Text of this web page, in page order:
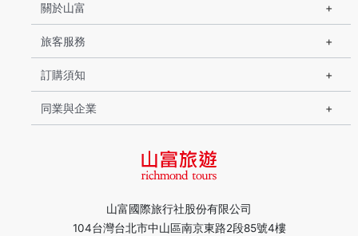
山富國際旅行社股份有限公司
104台灣台北市中山區南京東路2段85號4樓
關於山富
旅客服務
訂購須知
同業與企業